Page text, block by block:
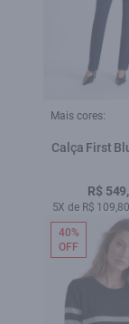
Mais cores:
Calça First
R$
5X de R$
40%
OFF